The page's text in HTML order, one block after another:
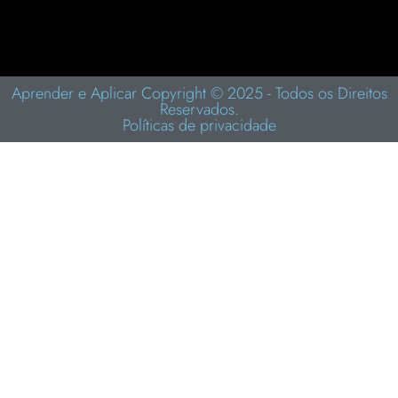
Aprender e Aplicar Copyright © 2025 - Todos os Direitos
Reservados.
Políticas de privacidade